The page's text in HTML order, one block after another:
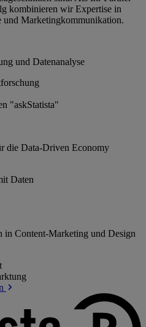
kombinieren wir Expertise in
und Marketingkommunikation.
und Datenanalyse
"askStatista"
die Data-Driven Economy
Daten
in Content-Marketing und Design